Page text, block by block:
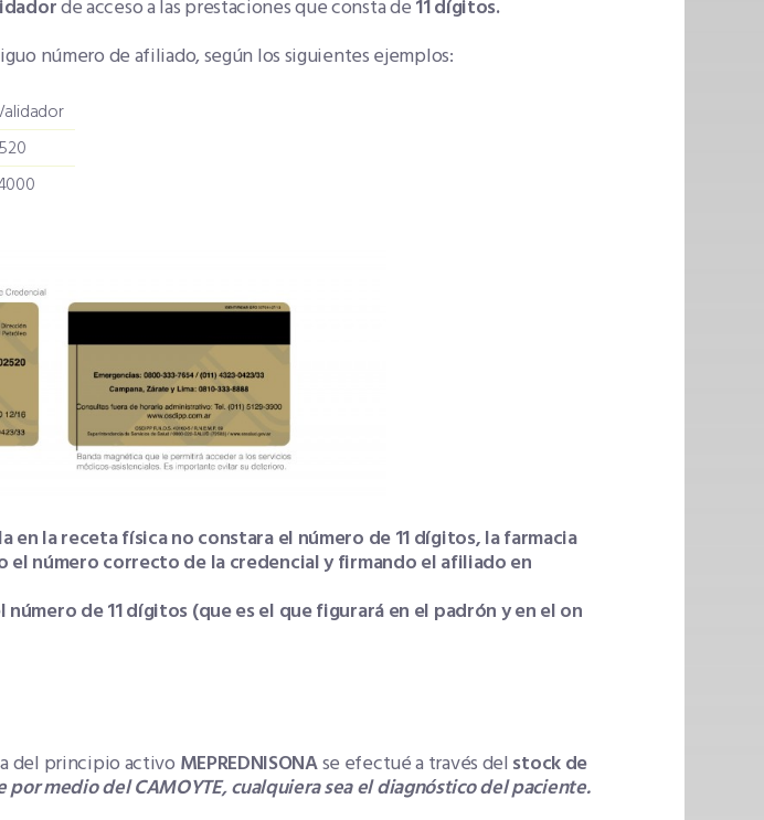
de acceso a las prestaciones que consta de11 dígitos.
número de afiliado, según los siguientes ejemplos:
en la receta física no constara el número de 11 dígitos, la farmacia
el número correcto de la credencial y firmando el afiliado en
de 11 dígitos (que es el que figurará en el padrón y en el on
del principio activo MEPREDNISONAse efectué a través del stock de
medio del CAMOYTE, cualquiera sea el diagnóstico del paciente.